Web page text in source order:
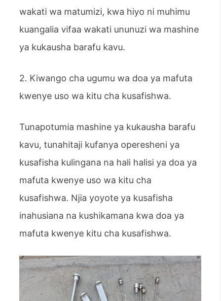
wakati wa matumizi, kwa hiyo ni muhimu
kuangalia vifaa wakati ununuzi wa mashine
ya kukausha barafu kavu.
2. Kiwango cha ugumu wa doa ya mafuta
kwenye uso wa kitu cha kusafishwa.
Tunapotumia mashine ya kukausha barafu
kavu, tunahitaji kufanya operesheni ya
kusafisha kulingana na hali halisi ya doa ya
mafuta kwenye uso wa kitu cha
kusafishwa. Njia yoyote ya kusafisha
inahusiana na kushikamana kwa doa ya
mafuta kwenye kitu cha kusafishwa.